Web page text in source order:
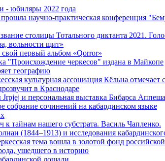
- юбиляры 2022 года
научно-практическая конференция
столицы Тотального диктанта 2021.
вольности щит»
первый альбом «Qorror»
"Происхождение черкесов" издана в Майкопе
географию
культурная ассоциация Кёльна отмечает
в Краснодаре
и персональная выставка Бибарса
собрание сочинений на кабардинском языке
тайнам нашего субстрата. Василь Чапленко.
(1844–1913) и исследования
тема вошла в золотой фонд
ушедшего в историю